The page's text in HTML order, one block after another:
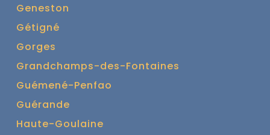
Geneston
Gétigné
Gorges
Grandchamps-des-Fontaines
Guémené-Penfao
Guérande
Haute-Goulaine